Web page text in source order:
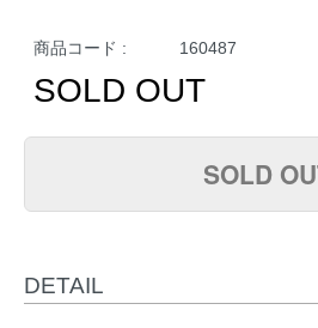
商品コード : 160487
SOLD OUT
SOLD
DETAIL